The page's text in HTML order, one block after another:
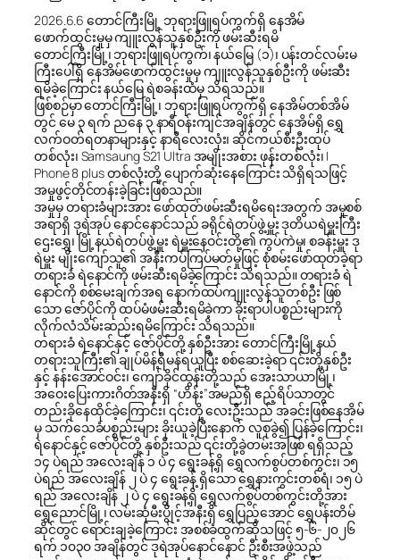
2026.6.6 တောင်ကြီးမြို့ ဘုရားဖြူရပ်ကွက်ရှိ နေအိမ်
ဖောက်ထွင်းမှုမှ ကျူးလွန်သူနှစ်ဦးကို ဖမ်းဆီးရမိ
တောင်ကြီးမြို့၊ ဘုရားဖြူရပ်ကွက်၊ နယ်မြေ (၁)၊ ပန်းတင်လမ်းမ
ကြီးပေါ်ရှိ နေအိမ်ဖောက်ထွင်းမှုမှ ကျူးလွန်သူနှစ်ဦးကို ဖမ်းဆီး
ရမိခဲ့ကြောင်း နယ်မြေ ရဲစခန်းထံမှ သိရသည်။
ဖြစ်စဉ်မှာ တောင်ကြီးမြို့၊ ဘုရားဖြူရပ်ကွက်ရှိ နေအိမ်တစ်အိမ်
တွင် မေ ၃ ရက် ညနေ ၃ နာရီဝန်းကျင်အချိန်တွင် နေအိမ်ရှိ ရွှေ
လက်ဝတ်ရတနာများနှင့် နာရီလေးလုံး၊ ဆိုင်ကယ်စီးဦးထုပ်
တစ်လုံး၊ Samsaung S21 Ultra အမျိုးအစား ဖုန်းတစ်လုံး၊ I
Phone 8 plus တစ်လုံးတို့ ပျောက်ဆုံးနေကြောင်း သိရှိရသဖြင့်
အမှုဖွင့်တိုင်တန်းခဲ့ခြင်းဖြစ်သည်။
အမှုမှ တရားခံများအား ဖော်ထုတ်ဖမ်းဆီးရမိရေးအတွက် အမှုစစ်
အရာရှိ ဒုရဲအုပ် နောင်နောင်သည် ခရိုင်ရဲတပ်ဖွဲ့မှူး ဒုတိယရဲမှူးကြီး
ဌေး‌ရွှေ၊ မြို့နယ်ရဲတပ်ဖွဲ့မှူး ရဲမှူးနေဝင်းတို့၏ ကွပ်ကဲမှု၊ စခန်းမှူး ဒု
ရဲမှူး မျိုးကျော်သူ၏ အနီးကပ်ကြပ်မတ်မှုဖြင့် စုံစမ်းဖော်ထုတ်ခဲ့ရာ
တရားခံ ရဲနောင်ကို ဖမ်းဆီးရမိခဲ့ကြောင်း သိရသည်။ တရားခံ ရဲ
နောင်ကို စစ်မေးချက်အရ နောက်ထပ်ကျူးလွန်သူတစ်ဦး ဖြစ်
သော ဇော်ပိုင်ကို ထပ်မံဖမ်းဆီးရမိခဲ့ကာ ခိုးရာပါပစ္စည်းများကို
လိုက်လံသိမ်းဆည်းရမိကြောင်း သိရသည်။
တရားခံ ရဲနောင်နှင့် ဇော်ပိုင်တို့ နှစ်ဦးအား တောင်ကြီးမြို့နယ်
တရားသူကြီး၏ ချုပ်မိန့်ရီမန်ရယူပြီး စစ်ဆေးခဲ့ရာ ၎င်းတို့နှစ်ဦး
နှင့် နန်းအောင်ဝင်း၊ ကျော်ခိုင်ထွန်းတို့သည် အေးသာယာမြို့၊
အဝေးပြေးကားဂိတ်အနီးရှိ “ဟိန်း”အမည်ရှိ ဧည့်ရိပ်သာတွင်
တည်းခိုနေထိုင်ခဲ့ကြောင်း၊ ၎င်းတို့ လေးဦးသည် အခင်းဖြစ်နေအိမ်
မှ သက်သေခံပစ္စည်းများ ခိုးယူခဲ့ပြီးနောက် လူစုခွဲ၍ ပြန်ခဲ့ကြောင်း၊
ရဲနောင်နှင့် ဇော်ပိုင်တို့ နှစ်ဦးသည် ၎င်းတို့ခွဲတမ်းအဖြစ် ရရှိသည့်
၁၄ ပဲရည် အလေးချိန် ၁ ပဲ ၄ ရွေးခန့်ရှိ ရွှေလက်စွပ်တစ်ကွင်း၊ ၁၅
ပဲရည် အလေးချိန် ၂ ပဲ ၄ ရွေးခန့် ရှိသော ရွှေနားကွင်းတစ်ရံ၊ ၁၅ ပဲ
ရည် အလေးချိန် ၂ ပဲ ၄ ရွေးခန့်ရှိ ရွှေလက်စွပ်တစ်ကွင်းတို့အား
ရွှေညောင်မြို့၊ လမ်းဆုံမီးပွိုင့်အနီးရှိ ရွှေပြည့်အောင် ရွှေပန်းတိမ်
ဆိုင်တွင် ရောင်းချခဲ့ကြောင်း အစစ်ခံထွက်ဆိုသဖြင့် ၅-၆-၂၀၂၆
ရက် ၁၀၃၀ အချိန်တွင် ဒုရဲအုပ်နောင်နောင် ဦးစီးအဖွဲ့သည်